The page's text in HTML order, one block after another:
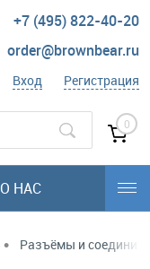
+7 (495) 822-40-20
order@brownbear.ru
Вход Регистрация
0
О НАС
• Разъёмы и